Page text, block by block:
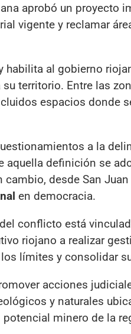
aprobó un proyecto
vigente y reclamar
al gobierno
territorio. Entre las
espacios donde
a la
aquella definición se
desde San
en democracia.
conflicto está
riojano a realizar
límites y consolidar
acciones
y naturales
minero de la